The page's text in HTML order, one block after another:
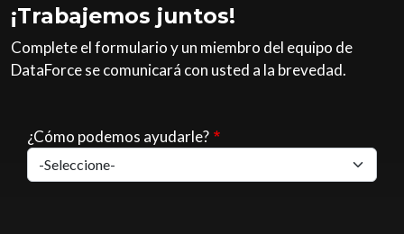
¡Trabajemos juntos!
Complete el formulario y un miembro del equipo de
DataForce se comunicará con usted a la brevedad.
¿Cómo podemos ayudarle?